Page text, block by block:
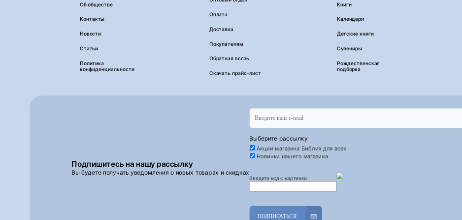
Об обществе
Контакты
Новости
Статьи
Политика
конфиденциальности
Оплата
Доставка
Покупателям
Обратная всязь
Скачать прайс-лист
Книги
Календари
Детские книги
Сувениры
Рождественская
подборка
Подпишитесь на нашу рассылку
Вы будете получать уведомления о новых товарах и скидках
Выберите рассылку
Акции магазина Библия для всех
Новинки нашего магазина
Введите код с картинки
ПОДПИСАТЬСЯ